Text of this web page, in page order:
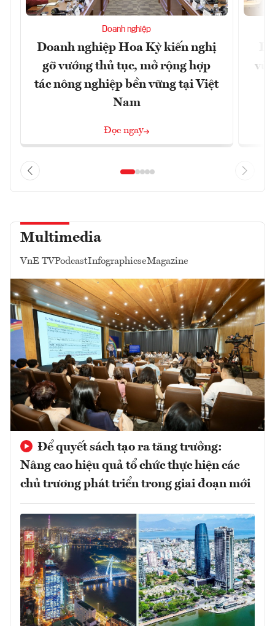
Doanh nghiệp
Doanh nghiệp Hoa Kỳ kiến nghị
gỡ vướng thủ tục, mở rộng hợp
tác nông nghiệp bền vững tại Việt
Nam
Đọc ngay
Multimedia
VnE TVPodcastInfographicseMagazine
Để quyết sách tạo ra tăng trưởng:
Nâng cao hiệu quả tổ chức thực hiện các
chủ trương phát triển trong giai đoạn mới